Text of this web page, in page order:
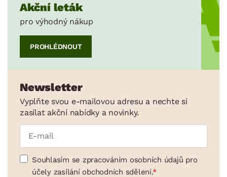
Akční leták
pro výhodný nákup
PROHLÉDNOUT
Newsletter
Vyplňte svou e-mailovou adresu a nechte si
zasílat akční nabídky a novinky.
Souhlasím se zpracováním osobních údajů pro
účely zasílání obchodních sdělení.